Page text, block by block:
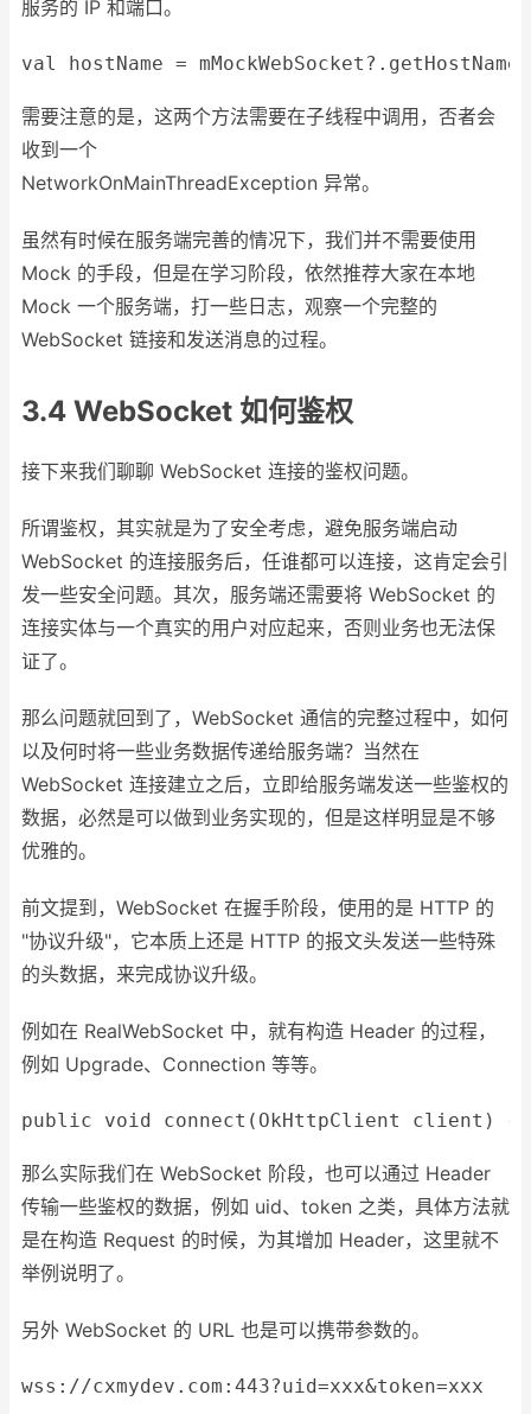
服务的 IP 和端口。
val hostName =
需要注意的是，这两个方法需要在子线程中调用，否者会
收到一个
NetworkOnMainThreadException 异常。
虽然有时候在服务端完善的情况下，我们并不需要使用
Mock 的手段，但是在学习阶段，依然推荐大家在本地
Mock 一个服务端，打一些日志，观察一个完整的
WebSocket 链接和发送消息的过程。
3.4 WebSocket 如何鉴权
接下来我们聊聊 WebSocket 连接的鉴权问题。
所谓鉴权，其实就是为了安全考虑，避免服务端启动
WebSocket 的连接服务后，任谁都可以连接，这肯定会引
发一些安全问题。其次，服务端还需要将 WebSocket 的
连接实体与一个真实的用户对应起来，否则业务也无法保
证了。
那么问题就回到了，WebSocket 通信的完整过程中，如何
以及何时将一些业务数据传递给服务端？当然在
WebSocket 连接建立之后，立即给服务端发送一些鉴权的
数据，必然是可以做到业务实现的，但是这样明显是不够
优雅的。
前文提到，WebSocket 在握手阶段，使用的是 HTTP 的
"协议升级"，它本质上还是 HTTP 的报文头发送一些特殊
的头数据，来完成协议升级。
例如在 RealWebSocket 中，就有构造 Header 的过程，
例如 Upgrade、Connection 等等。
public void connect (OkHttpClient client)
那么实际我们在 WebSocket 阶段，也可以通过 Header
传输一些鉴权的数据，例如 uid、token 之类，具体方法就
是在构造 Request 的时候，为其增加 Header，这里就不
举例说明了。
另外 WebSocket 的 URL 也是可以携带参数的。
wss : //cxmydev.com:443?uid=xxx&token=xxx